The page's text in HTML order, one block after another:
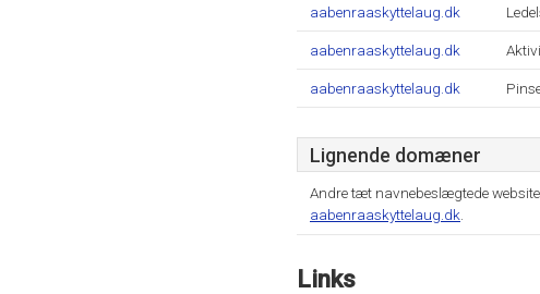
aabenraaskyttelaug.dk
aabenraaskyttelaug.dk
aabenraaskyttelaug.dk
Lignende domæner
Andre tæt navnebeslægtede
aabenraaskyttelaug.dk
Links